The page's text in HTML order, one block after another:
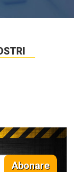
Abonare